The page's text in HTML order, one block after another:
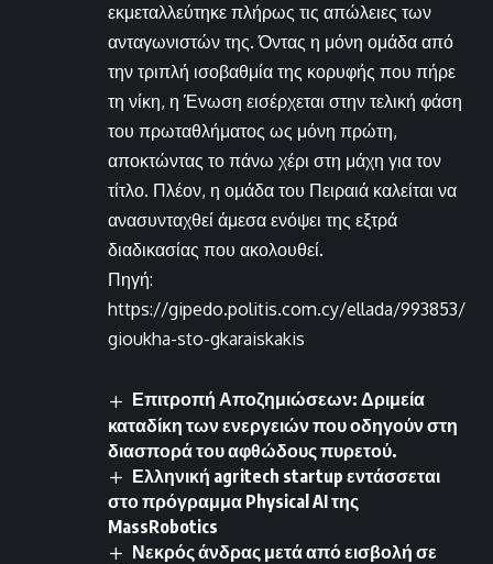
εκμεταλλεύτηκε πλήρως τις απώλειες των
ανταγωνιστών της. Όντας η μόνη ομάδα από
την τριπλή ισοβαθμία της κορυφής που πήρε
τη νίκη, η Ένωση εισέρχεται στην τελική φάση
του πρωταθλήματος ως μόνη πρώτη,
αποκτώντας το πάνω χέρι στη μάχη για τον
τίτλο. Πλέον, η ομάδα του Πειραιά καλείται να
ανασυνταχθεί άμεσα ενόψει της εξτρά
διαδικασίας που ακολουθεί.
Πηγή:
https://gipedo.politis.com.cy/ellada/993853/
gioukha-sto-gkaraiskakis
Επιτροπή Αποζημιώσεων: Δριμεία
καταδίκη των ενεργειών που οδηγούν στη
διασπορά του αφθώδους πυρετού.
Ελληνική agritech startup εντάσσεται
στο πρόγραμμα Physical AI της
MassRobotics
Νεκρός άνδρας μετά από εισβολή σε